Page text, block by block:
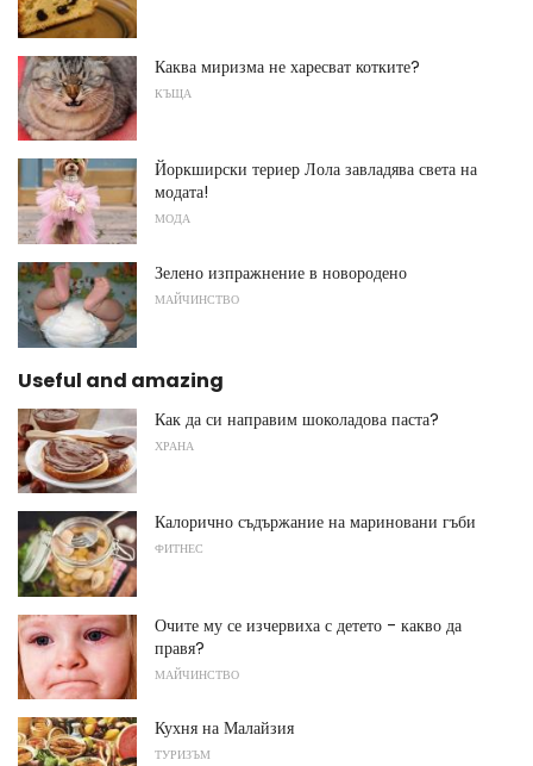
Каква миризма не харесват котките?
КЪЩА
Йоркширски териер Лола завладява света на
модата!
МОДА
Зелено изпражнение в новородено
МАЙЧИНСТВО
Useful and amazing
Как да си направим шоколадова паста?
ХРАНА
Калорично съдържание на мариновани гъби
ФИТНЕС
Очите му се изчервиха с детето - какво да
правя?
МАЙЧИНСТВО
Кухня на Малайзия
ТУРИЗЪМ